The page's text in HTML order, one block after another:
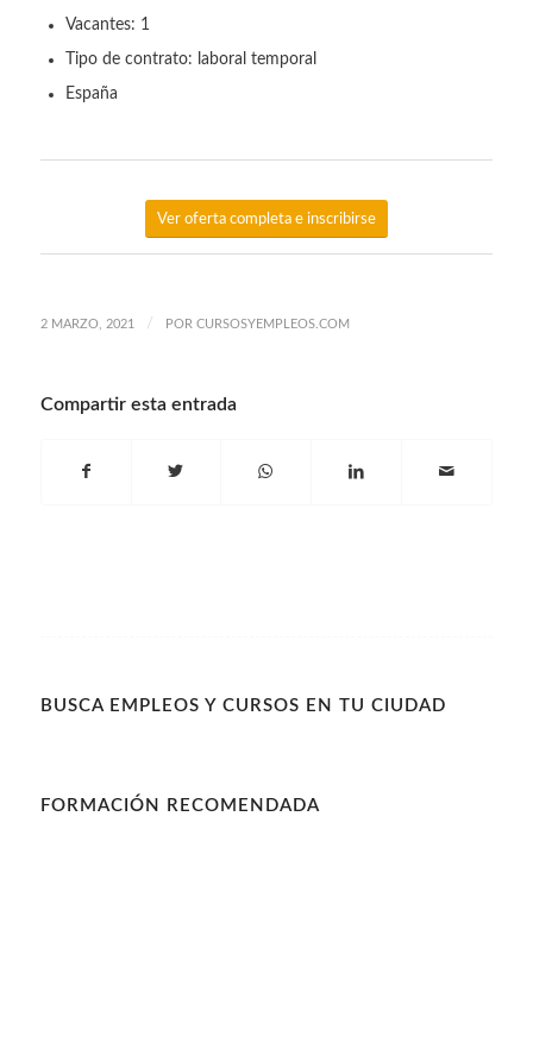
Vacantes: 1
Tipo de contrato: laboral temporal
España
Ver oferta completa e inscribirse
2 MARZO, 2021 / POR CURSOSYEMPLEOS.COM
Compartir esta entrada
BUSCA EMPLEOS Y CURSOS EN TU CIUDAD
FORMACIÓN RECOMENDADA